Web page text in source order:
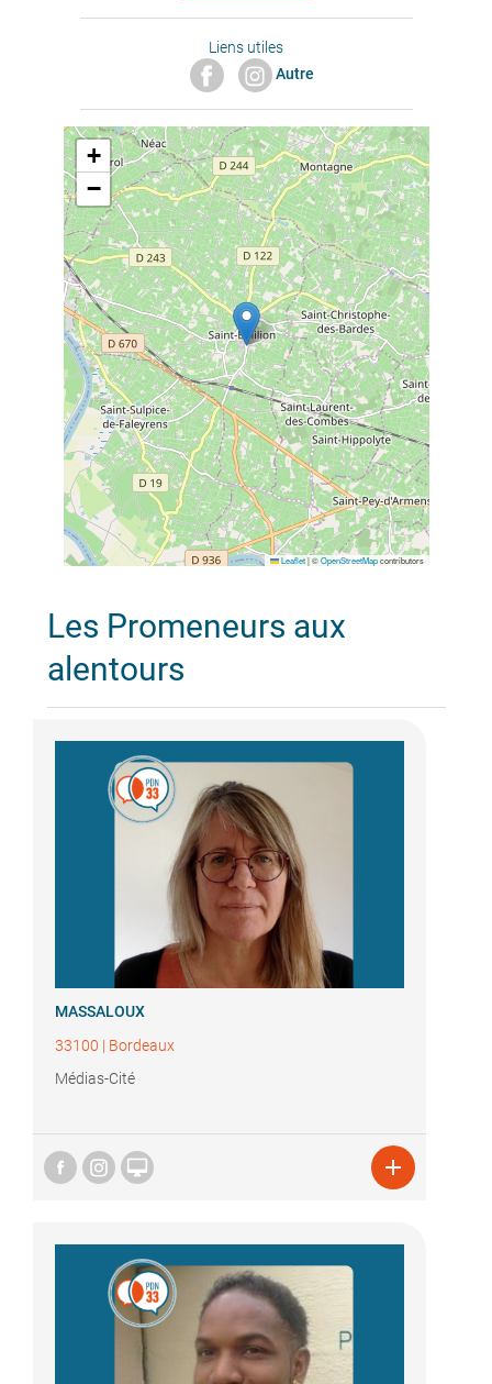
Liens utiles
Autre
+
−
Leaflet |©OpenStreetMapcontributors
Les Promeneurs aux
alentours
MASSALOUX
33100 | Bordeaux
Médias-Cité
 